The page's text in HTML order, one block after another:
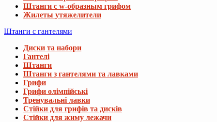
Штанги с w-образным грифом
Жилеты утяжелители
Штанги с гантелями
Диски та набори
Гантелі
Штанги
Штанги з гантелями та лавками
Грифи
Грифи олімпійські
Тренувальні лавки
Стійки для грифів та дисків
Стійки для жиму лежачи